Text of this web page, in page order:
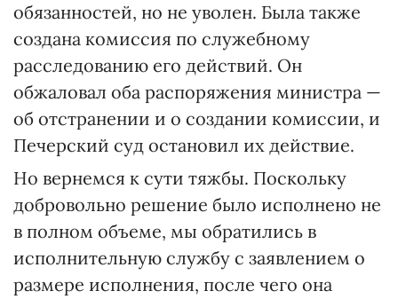
обязанностей, но не уволен. Была также
создана комиссия по служебному
расследованию его действий. Он
обжаловал оба распоряжения министра —
об отстранении и о создании комиссии, и
Печерский суд остановил их действие.
Но вернемся к сути тяжбы. Поскольку
добровольно решение было исполнено не
в полном объеме, мы обратились в
исполнительную службу с заявлением о
размере исполнения, после чего она